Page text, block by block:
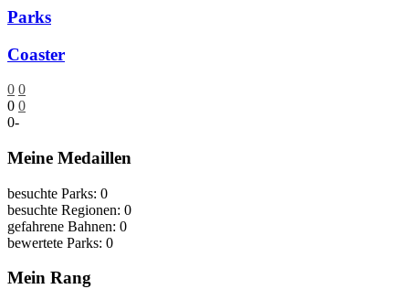
Parks
Coaster
0 0
0 0
0-
Meine Medaillen
besuchte Parks: 0
besuchte Regionen: 0
gefahrene Bahnen: 0
bewertete Parks: 0
Mein Rang